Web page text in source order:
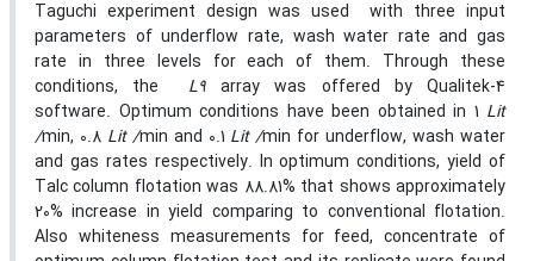
Taguchi experiment design was used with three input
parameters of underflow rate, wash water rate and gas
rate in three levels for each of them. Through these
conditions, the
L9 array was offered by Qualitek-4
software. Optimum conditions have been obtained in 1 Lit
/min, 0.8 Lit /min and 0.1 Lit /min for underflow, wash water
and gas rates respectively. In optimum conditions, yield of
Talc column flotation was 88.81% that shows approximately
20% increase in yield comparing to conventional flotation.
Also whiteness measurements for feed, concentrate of